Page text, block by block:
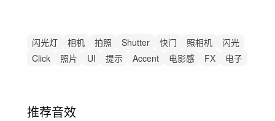
闪光灯 相机 拍照 Shutter 快门 照相机
闪光
Click
照片 UI 提示 Accent 电影感 FX 电子
推荐音效